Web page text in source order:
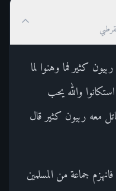
كثير فما وهنوا لما
والله يحب
معه ربيون كثير قال
جماعة من المسلمين